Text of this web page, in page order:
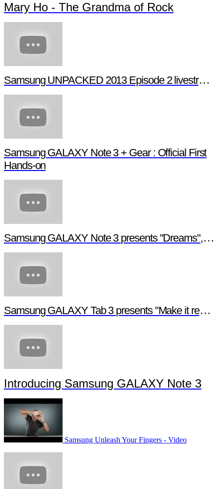
Mary Ho - The Grandma of Rock
Samsung UNPACKED 2013 Episode 2 livestream (full length)
Samsung GALAXY Note 3 + Gear : Official First
Hands-on
Samsung GALAXY Note 3 presents "Dreams", a digital short film
Samsung GALAXY Tab 3 presents "Make it real", a digital short film
Introducing Samsung GALAXY Note 3
Samsung Unleash Your Fingers - Video